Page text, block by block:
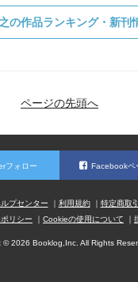
の作品ランキング・新刊
ページの先頭へ
フォロー Facebookペ
プセンター 利用規約
特定商取
リシー
Cookieの使用について
© 2026 Booklog,Inc. All Rights